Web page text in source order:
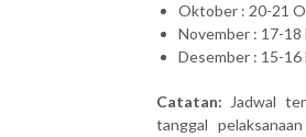
Oktober : 20-21
November : 17-
Desember : 15-
Catatan: Jadwal
tanggal